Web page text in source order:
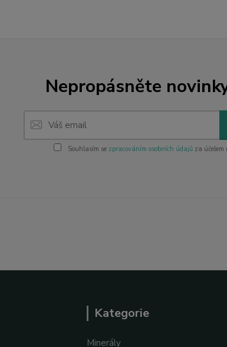
Nepropásněte
Souhlasím se zpracováním osobních údajůza účelem
Kategorie
Minerály